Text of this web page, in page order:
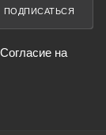
ПОДПИСАТЬСЯ
на